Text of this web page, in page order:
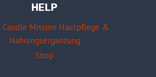
HELP
Mission Hautpflege &
Nahrungsergänzung
Shop